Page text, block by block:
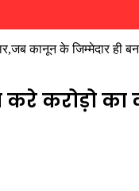
कानून के जिम्मेदार ही
करे करोड़ो